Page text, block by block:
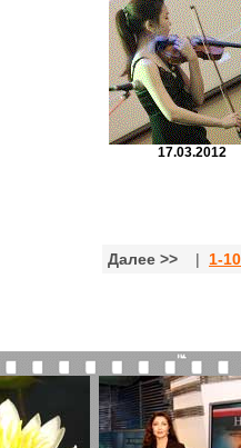
17.03.2012
Далее >> | 1-10